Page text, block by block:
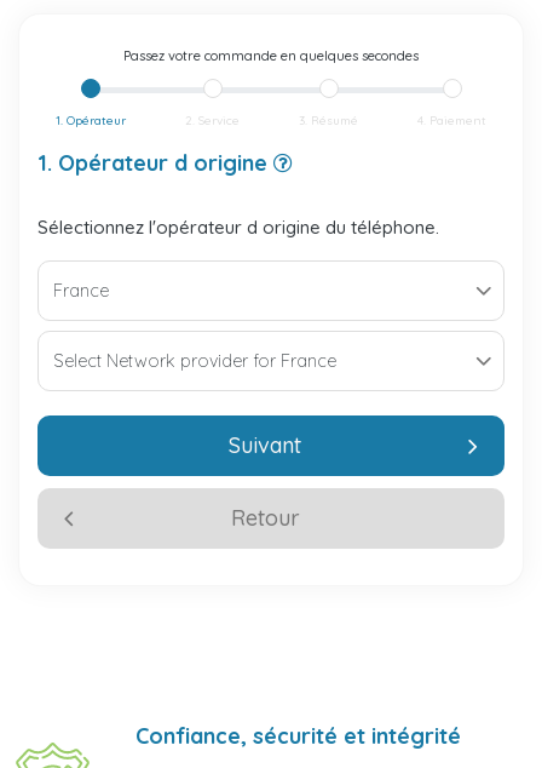
Passez votre commande en quelques secondes
1. Opérateur 2. Service 3. Résumé 4. Paiement
1. Opérateur d origine
Sélectionnez l'opérateur d origine du téléphone.
Retour
Suivant
Confiance, sécurité et intégrité